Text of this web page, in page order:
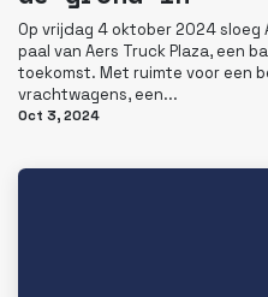
Op vrijdag 4 oktober 2024 sloeg
paal van Aers Truck Plaza, een
toekomst. Met ruimte voor een
vrachtwagens, een...
Oct 3, 2024